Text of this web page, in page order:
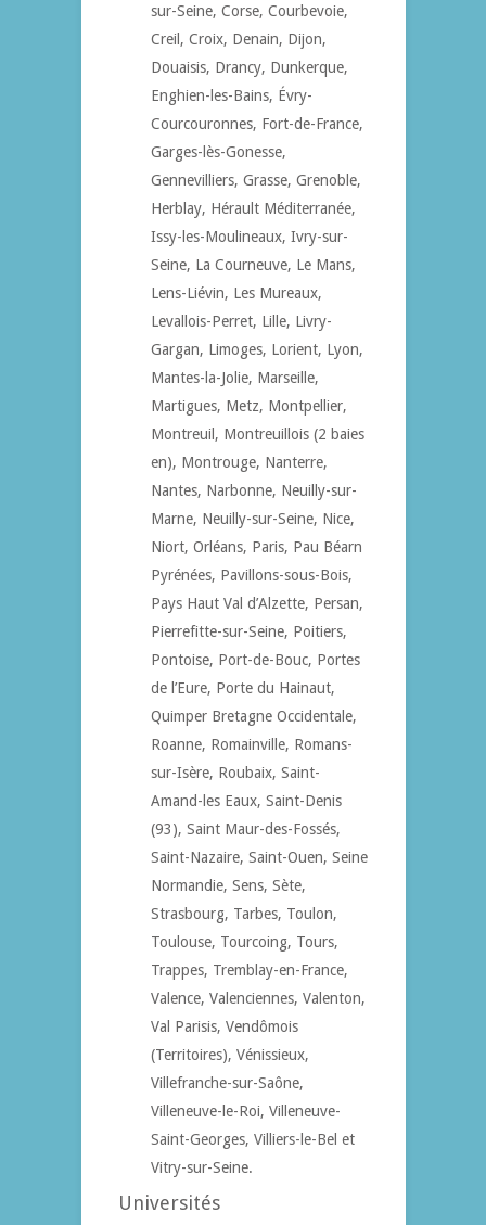
sur-Seine, Corse, Courbevoie,
Creil, Croix, Denain, Dijon,
Douaisis, Drancy, Dunkerque,
Enghien-les-Bains, Évry-
Courcouronnes, Fort-de-France,
Garges-lès-Gonesse,
Gennevilliers, Grasse, Grenoble,
Herblay, Hérault Méditerranée,
Issy-les-Moulineaux, Ivry-sur-
Seine, La Courneuve, Le Mans,
Lens-Liévin, Les Mureaux,
Levallois-Perret, Lille, Livry-
Gargan, Limoges, Lorient, Lyon,
Mantes-la-Jolie, Marseille,
Martigues, Metz, Montpellier,
Montreuil, Montreuillois (2 baies
en), Montrouge, Nanterre,
Nantes, Narbonne, Neuilly-sur-
Marne, Neuilly-sur-Seine, Nice,
Niort, Orléans, Paris, Pau Béarn
Pyrénées, Pavillons-sous-Bois,
Pays Haut Val d’Alzette, Persan,
Pierrefitte-sur-Seine, Poitiers,
Pontoise, Port-de-Bouc, Portes
de l’Eure, Porte du Hainaut,
Quimper Bretagne Occidentale,
Roanne, Romainville, Romans-
sur-Isère, Roubaix, Saint-
Amand-les Eaux, Saint-Denis
(93), Saint Maur-des-Fossés,
Saint-Nazaire, Saint-Ouen, Seine
Normandie, Sens, Sète,
Strasbourg, Tarbes, Toulon,
Toulouse, Tourcoing, Tours,
Trappes, Tremblay-en-France,
Valence, Valenciennes, Valenton,
Val Parisis, Vendômois
(Territoires), Vénissieux,
Villefranche-sur-Saône,
Villeneuve-le-Roi, Villeneuve-
Saint-Georges, Villiers-le-Bel et
Vitry-sur-Seine.
Universités